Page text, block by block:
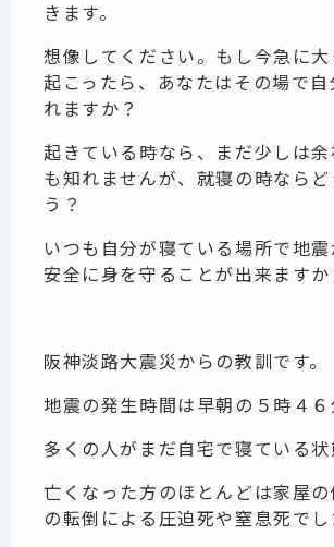
きます。
想像してください。もし今急に
起こったら、あなたはその場で自
れますか？
起きている時なら、まだ少しは
も知れませんが、就寝の時ならど
う？
いつも自分が寝ている場所で地震
安全に身を守ることが出来ますか
阪神淡路大震災からの教訓です。
地震の発生時間は早朝の５時４６
多くの人がまだ自宅で寝ている状
亡くなった方のほとんどは家屋
の転倒による圧迫死や窒息死でし